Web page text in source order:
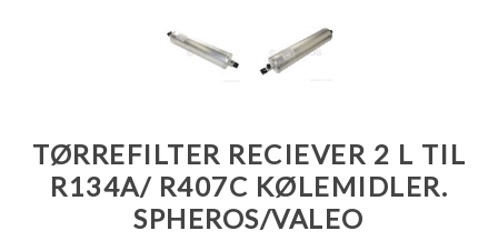
TØRREFILTER RECIEVER 2 L TIL
R134A/ R407C KØLEMIDLER.
SPHEROS/VALEO